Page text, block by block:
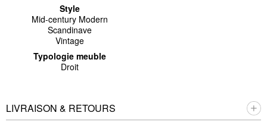
Style
Mid-century Modern
Scandinave
Vintage
Typologie meuble
Droit
LIVRAISON & RETOURS